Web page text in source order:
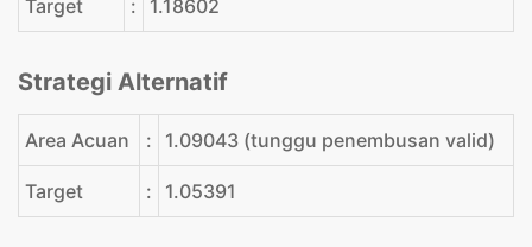
Target : 1.18602
Strategi Alternatif
Area Acuan : 1.09043 (tunggu penembusan valid)
Target : 1.05391